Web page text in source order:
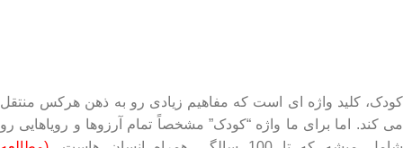
کودک، کلید واژه ای است که مفاهیم زیادی رو به ذهن هرکس منتقل
می کند. اما برای ما واژه “کودک” مشخصاً تمام آرزوها و رویاهایی رو